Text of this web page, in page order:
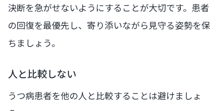
決断を急がせないようにすることが大切です。患者
の回復を最優先し、寄り添いながら見守る姿勢を保
ちましょう。
人と比較しない
うつ病患者を他の人と比較することは避けましょ